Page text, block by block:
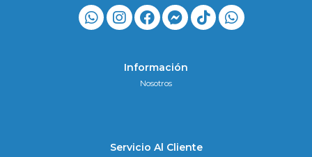
Información
Nosotros
Servicio Al Cliente